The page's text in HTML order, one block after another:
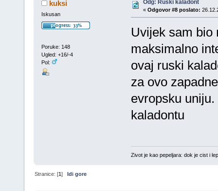
kuksi
Iskusan
Poruke: 148
Ugled: +16/-4
Pol:
Odg: Ruski kaladont
« Odgovor #8 poslato:
Uvijek sam bio
maksimalno
ovaj ruski
za ovo
evropsku
kaladontu
Zivot je kao pepeljara: dok je cist i
Stranice: [1] Idi gore